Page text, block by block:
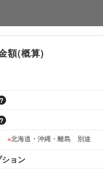
額(概算)
※北海道・沖縄・離島 別途
ョン